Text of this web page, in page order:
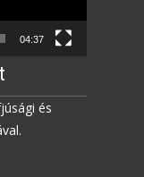
04:37
és